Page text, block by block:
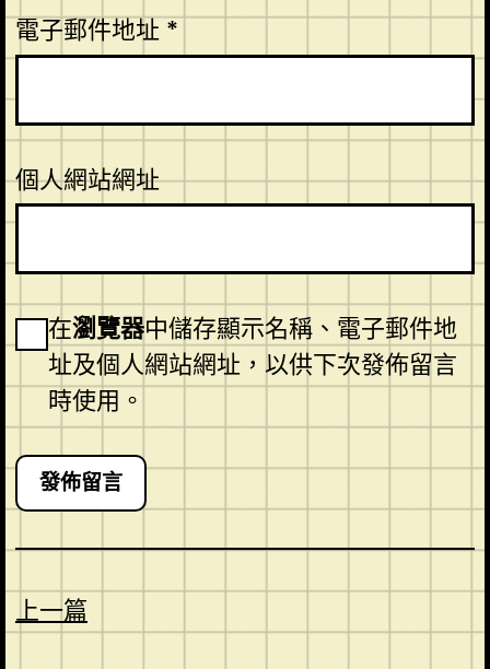
電子郵件地址 *
個人網站網址
在瀏覽器中儲存顯示名稱、電子郵件地
址及個人網站網址，以供下次發佈留言
時使用。
上一篇